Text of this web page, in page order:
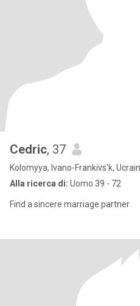
Cedric, 37
Kolomyya, Ivano-Frankivs'k,
Alla ricerca di: Uomo 39 - 72
Find a sincere marriage partner